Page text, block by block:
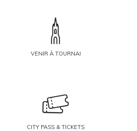
VENIR À TOURNAI
CITY PASS & TICKETS